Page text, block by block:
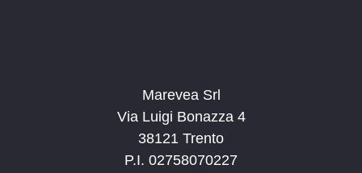
Marevea Srl
Via Luigi Bonazza 4
38121 Trento
P.I. 02758070227